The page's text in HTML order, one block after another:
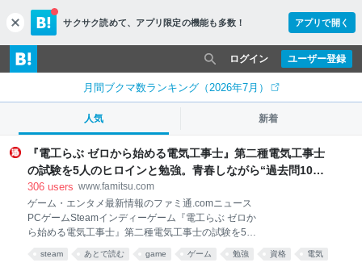
c
l
o
s
サクサク読めて、 アプリ限定の機能も多数！ アプリで開く
ユーザー登録
ログイン
月間ブクマ数ランキング（2026年7月）
人気 新着
『電工らぶ ゼロから始める電気工事士』第二種電気工事士
の試験を5人のヒロインと勉強。青春しながら“過去問1000
問”や“本番形式CBT模擬試験”で本格的に学べるノベルゲー
ム | ゲーム・エンタメ最新情報のファミ通.com
306 users www.famitsu.com
ゲーム・エンタメ最新情報のファミ通.comニュース
PCゲームSteamインディーゲーム『電工らぶ ゼロか
ら始める電気工事士』第二種電気工事士の試験を5人
のヒロインと勉強。青春しながら“過去問1000問”や“本
番形式CBT模擬試験”で本格的に学べるノベルゲーム
steam あとで読む game ゲーム 勉強 資格 電気